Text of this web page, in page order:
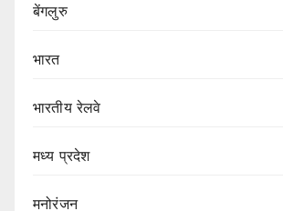
बेंगलुरु
भारत
भारतीय रेलवे
मध्य प्रदेश
मनोरंजन